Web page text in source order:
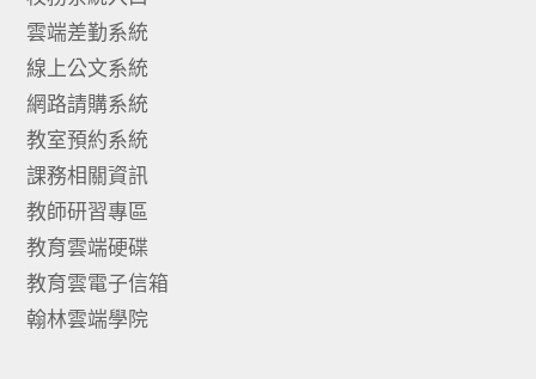
雲端差勤系統
線上公文系統
網路請購系統
教室預約系統
課務相關資訊
教師研習專區
教育雲端硬碟
教育雲電子信箱
翰林雲端學院